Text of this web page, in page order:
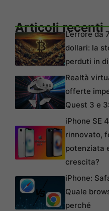
Articoli recenti
L’errore da
dollari: la
perduti in
Realtà
offerte
Quest 3 e
iPhone SE
rinnovato,
potenziata
crescita?
iPhone:
Quale
perché